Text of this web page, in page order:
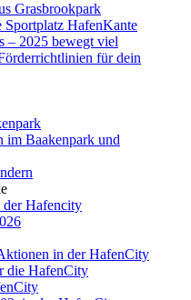
Grasbrookpark
Sportplatz HafenKante
– 2025 bewegt viel
für dein
im Baakenpark und
der Hafencity
in der HafenCity
die HafenCity